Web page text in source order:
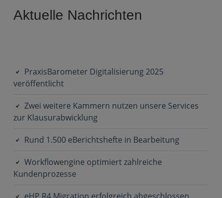
Primary
Aktuelle Nachrichten
PraxisBarometer Digitalisierung 2025
veröffentlicht
Zwei weitere Kammern nutzen unsere Services
zur Klausurabwicklung
Rund 1.500 eBerichtshefte in Bearbeitung
Workflowengine optimiert zahlreiche
Kundenprozesse